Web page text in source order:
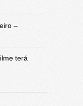
–
terá